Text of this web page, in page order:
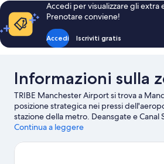
Accedi per visualizzare gli extra
Prenotare conviene!
Accedi Iscriviti gratis
Informazioni sulla
TRIBE Manchester Airport si trova a
posizione strategica nei pressi
stazione della metro. Deansgate e
fondamentali per gli amanti dello
Piccadilly Gardens. Sei in cerca di eventi
Continua a leggere